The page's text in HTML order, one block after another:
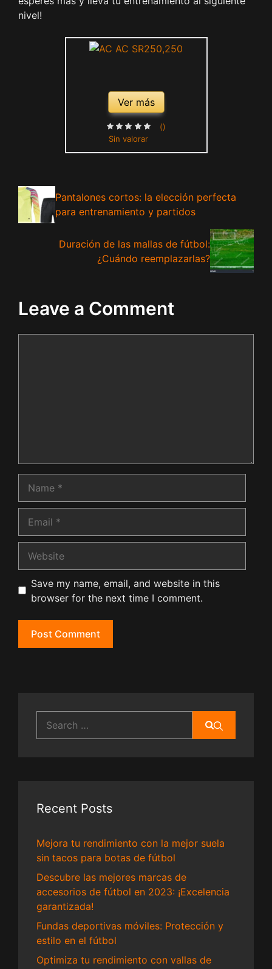
nivel!
Ver más
Sin valorar
()
Pantalones cortos: la elección perfecta
para entrenamiento y partidos
Duración de las mallas de fútbol:
¿Cuándo reemplazarlas?
Leave a Comment
Save my name, email, and website in this
browser for the next time I comment.
for:
Recent Posts
Mejora tu rendimiento con la mejor suela
sin tacos para botas de fútbol
Descubre las mejores marcas de
accesorios de fútbol en 2023: ¡Excelencia
garantizada!
Fundas deportivas móviles: Protección y
estilo en el fútbol
Optimiza tu rendimiento con vallas de